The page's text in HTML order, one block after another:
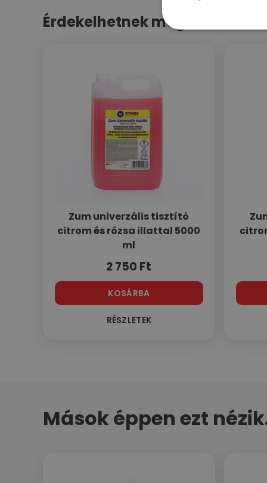
Érdekelhetnek még…
Zum univerzális tisztító
citrom és rózsa illattal 5000
ml
2 750 Ft
KOSÁRBA
RÉSZLETEK
Mások éppen ezt